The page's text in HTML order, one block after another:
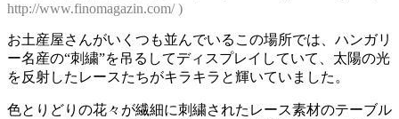
http://www.finomagazin.com/ )
お土産屋さんがいくつも並んでいるこの場所では、ハンガリ
ー名産の“刺繍”を吊るしてディスプレイしていて、太陽の光
を反射したレースたちがキラキラと輝いていました。
色とりどりの花々が繊細に刺繍されたレース素材のテーブル